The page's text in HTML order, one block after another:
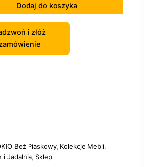
Dodaj do koszyka
i złóż
Beż Piaskowy, Kolekcje Mebli,
i Jadalnia, Sklep